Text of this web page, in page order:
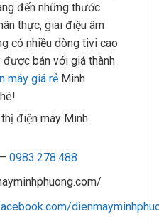
đến những thước
thực, giai điệu âm
có nhiều dòng tivi cao
bán với giá thành
máy giá rẻ Minh
điện máy Minh
– 0983.278.488